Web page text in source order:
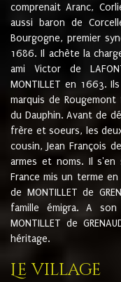
comprenait Aranc,
aussi baron de
Bourgogne, premier
1686. Il achète la
ami Victor de
MONTILLET en 1663.
marquis de
du Dauphin. Avant de
frère et soeurs, les
cousin, Jean François
armes et noms. Il
France mis un terme
de MONTILLET de
famille émigra. A
MONTILLET de
héritage.
Le village